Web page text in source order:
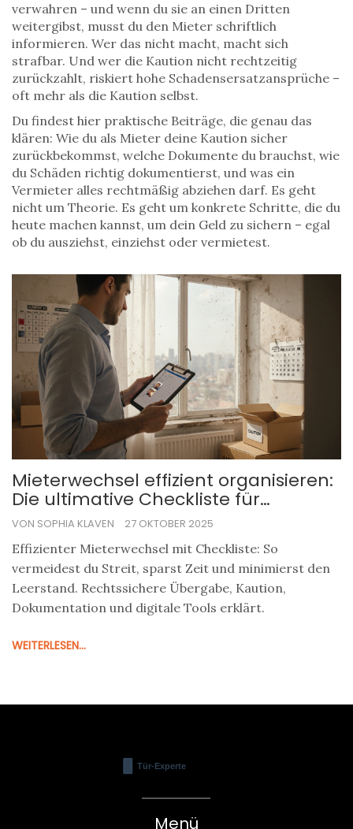
verwahren – und wenn du sie an einen Dritten
weitergibst, musst du den Mieter schriftlich
informieren. Wer das nicht macht, macht sich
strafbar. Und wer die Kaution nicht rechtzeitig
zurückzahlt, riskiert hohe Schadensersatzansprüche –
oft mehr als die Kaution selbst.
Du findest hier praktische Beiträge, die genau das
klären: Wie du als Mieter deine Kaution sicher
zurückbekommst, welche Dokumente du brauchst, wie
du Schäden richtig dokumentierst, und was ein
Vermieter alles rechtmäßig abziehen darf. Es geht
nicht um Theorie. Es geht um konkrete Schritte, die du
heute machen kannst, um dein Geld zu sichern – egal
ob du ausziehst, einziehst oder vermietest.
Mieterwechsel effizient organisieren:
Die ultimative Checkliste für
Vermieter
VON SOPHIA KLAVEN 27 OKTOBER 2025
Effizienter Mieterwechsel mit Checkliste: So
vermeidest du Streit, sparst Zeit und minimierst den
Leerstand. Rechtssichere Übergabe, Kaution,
Dokumentation und digitale Tools erklärt.
WEITERLESEN...
Menü